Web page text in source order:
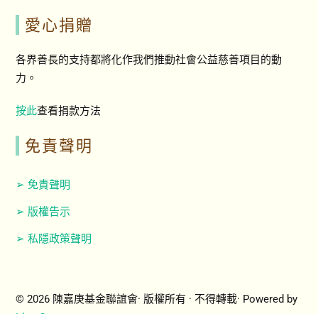
愛心捐贈
各界善長的支持都將化作我們推動社會公益慈善項目的動
力。
按此查看捐款方法
免責聲明
➢ 免責聲明
➢ 版權告示
➢ 私隱政策聲明
© 2026 陳嘉庚基金聯誼會· 版權所有 · 不得轉載· Powered by